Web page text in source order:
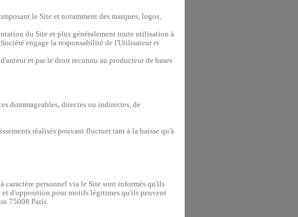
le Site et notamment des marques, logos,
du Site et plus généralement toute utilisation à
engage la responsabilité de l'Utilisateur et
et par le droit reconnu au producteur de bases
dommageables, directes ou indirectes, de
réalisés pouvant fluctuer tant à la baisse qu'à
caractère personnel via le Site sont informés qu'ils
d'opposition pour motifs légitimes qu'ils peuvent
75008 Paris.